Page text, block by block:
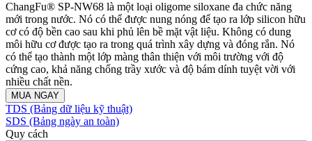
ChangFu® SP-NW68 là một loại oligome siloxane đa chức năng
mới trong nước. Nó có thể được nung nóng để tạo ra lớp silicon hữu
cơ có độ bền cao sau khi phủ lên bề mặt vật liệu. Không có dung
môi hữu cơ được tạo ra trong quá trình xây dựng và đóng rắn. Nó
có thể tạo thành một lớp màng thân thiện với môi trường với độ
cứng cao, khả năng chống trầy xước và độ bám dính tuyệt vời với
nhiều chất nền.
MUA NGAY
TDS (Bảng dữ liệu kỹ thuật)
SDS (Bảng ngày an toàn)
Quy cách